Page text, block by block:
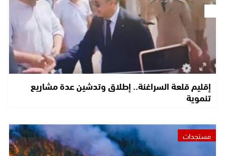
إقليم قلعة السراغنة.. إطلاق وتدشين عدة مشاريع
تنموية
مستجدات